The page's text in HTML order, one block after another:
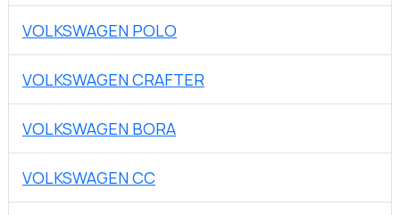
VOLKSWAGEN POLO
VOLKSWAGEN CRAFTER
VOLKSWAGEN BORA
VOLKSWAGEN CC